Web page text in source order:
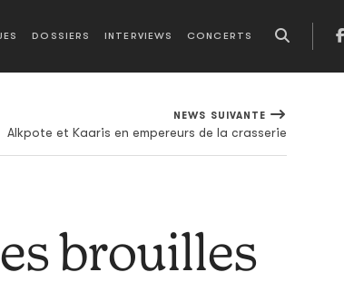
DOSSIERS INTERVIEWS CONCERTS
NEWS SUIVANTE
Alkpote et Kaaris en empereurs de la crasserie
brouilles